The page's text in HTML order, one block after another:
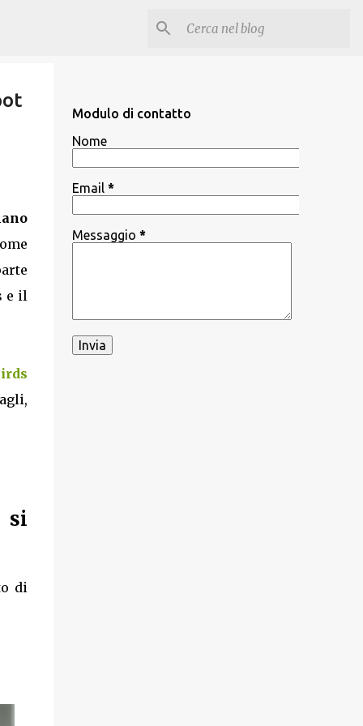
e il
si
di
Modulo di contatto
Nome
Email *
Messaggio *